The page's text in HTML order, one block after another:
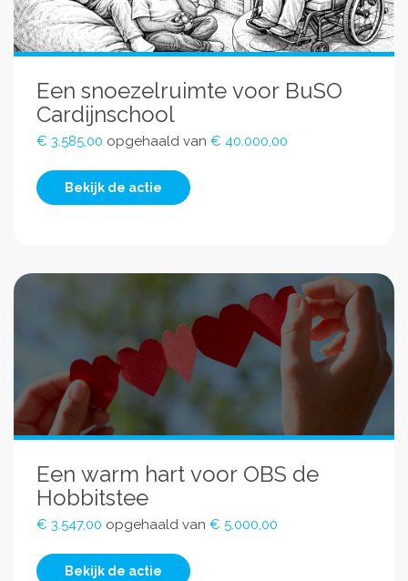
Een snoezelruimte voor BuSO
Cardijnschool
€ 3.585,00 opgehaald van € 40.000,00
Bekijk de actie
Een warm hart voor OBS de
Hobbitstee
€ 3.547,00 opgehaald van € 5.000,00
Bekijk de actie